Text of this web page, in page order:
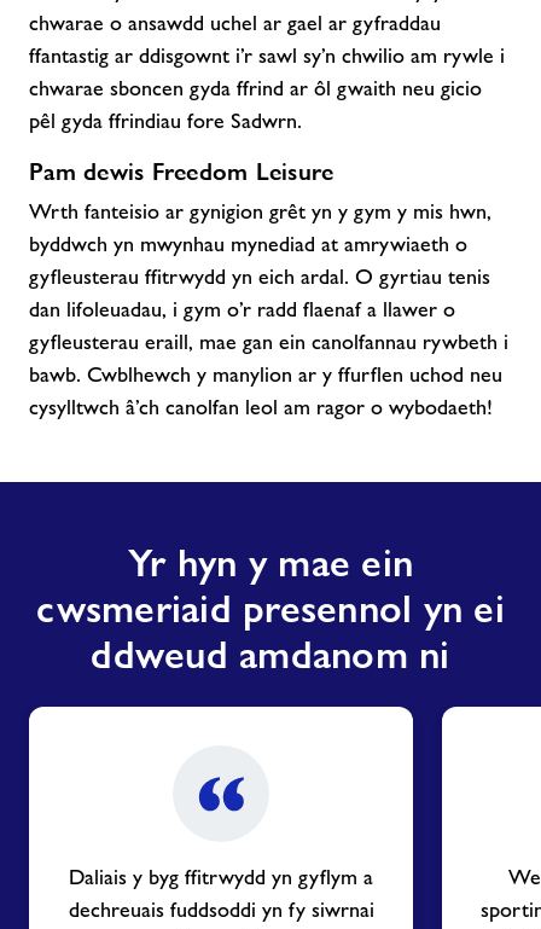
chwarae o ansawdd uchel ar gael ar gyfraddau
ffantastig ar ddisgownt i’r sawl sy’n chwilio am rywle i
chwarae sboncen gyda ffrind ar ôl gwaith neu gicio
pêl gyda ffrindiau fore Sadwrn.
Pam dewis Freedom Leisure
Wrth fanteisio ar gynigion grêt yn y gym y mis hwn,
byddwch yn mwynhau mynediad at amrywiaeth o
gyfleusterau ffitrwydd yn eich ardal. O gyrtiau tenis
dan lifoleuadau, i gym o’r radd flaenaf a llawer o
gyfleusterau eraill, mae gan ein canolfannau rywbeth i
bawb. Cwblhewch y manylion ar y ffurflen uchod neu
cysylltwch â’ch canolfan leol am ragor o wybodaeth!
Yr hyn y mae ein
cwsmeriaid presennol yn ei
ddweud amdanom ni
Daliais y byg ffitrwydd yn gyflym a
dechreuais fuddsoddi yn fy siwrnai